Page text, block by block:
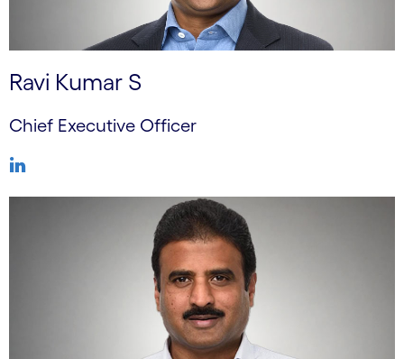
Ravi Kumar S
Chief Executive Officer